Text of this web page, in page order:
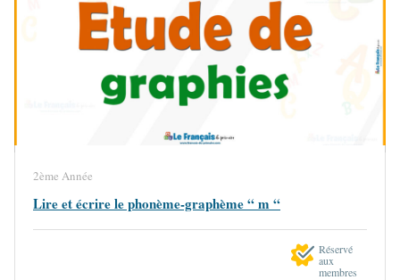
2ème Année
Lire et écrire le phonème-graphème “ m “
Réservé
aux
membres